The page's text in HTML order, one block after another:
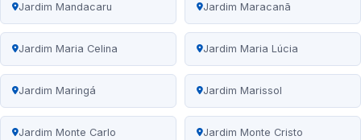
Jardim Mandacaru Jardim Maracanã
Jardim Maria Celina Jardim Maria Lúcia
Jardim Maringá Jardim Marissol
Jardim Monte Carlo Jardim Monte Cristo